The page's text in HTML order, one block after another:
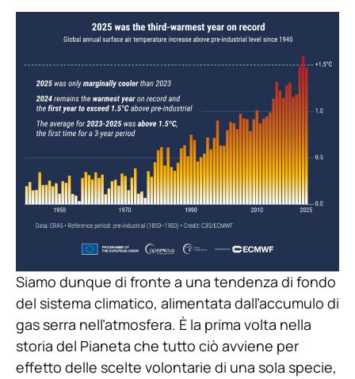
Siamo dunque di fronte a una tendenza di fondo
del sistema climatico, alimentata dall’accumulo di
gas serra nell’atmosfera. È la prima volta nella
storia del Pianeta che tutto ciò avviene per
effetto delle scelte volontarie di una sola specie,